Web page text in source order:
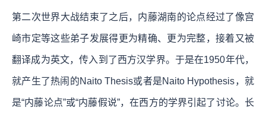
第二次世界大战结束了之后，内藤湖南的论点经过了像宫
崎市定等这些弟子发展得更为精确、更为完整，接着又被
翻译成为英文，传入到了西方汉学界。于是在1950年代，
就产生了热闹的Naito Thesis或者是Naito Hypothesis，就
是“内藤论点”或“内藤假说”，在西方的学界引起了讨论。长